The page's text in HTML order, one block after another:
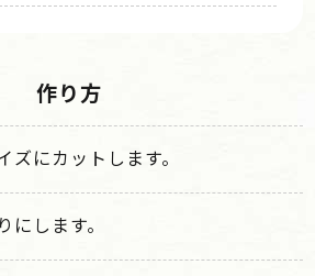
作り方
ズにカットします。
にします。